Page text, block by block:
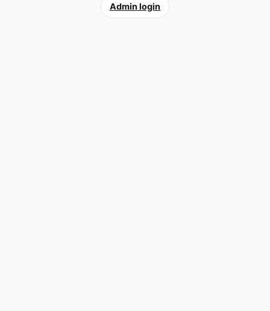
Admin login